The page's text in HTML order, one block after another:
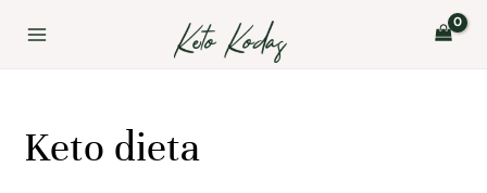
Keto dieta
pagal
naujausią